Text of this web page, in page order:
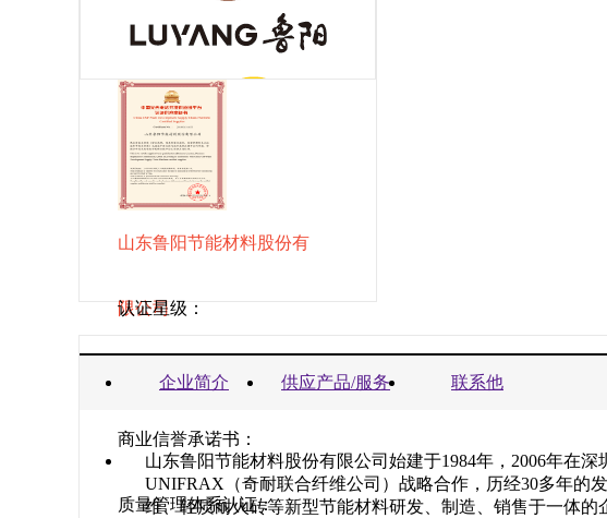
山东鲁阳节能材料股份有
限公司
认证星级：
营业执照：
商业信誉承诺书：
质量管理体系认证：
企业简介 供应产品/服务 联系他
山东鲁阳节能材料股份有限公司始建于1984年，2006年在
UNIFRAX（奇耐联合纤维公司）战略合作，历经30多年的
维、轻质耐火砖等新型节能材料研发、制造、销售于一体